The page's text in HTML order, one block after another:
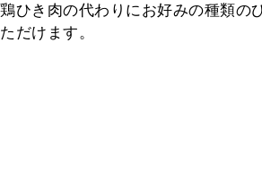
鶏ひき肉の代わりにお好みの種類の
ただけます。